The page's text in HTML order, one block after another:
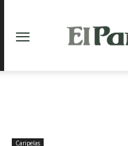
Caripelas